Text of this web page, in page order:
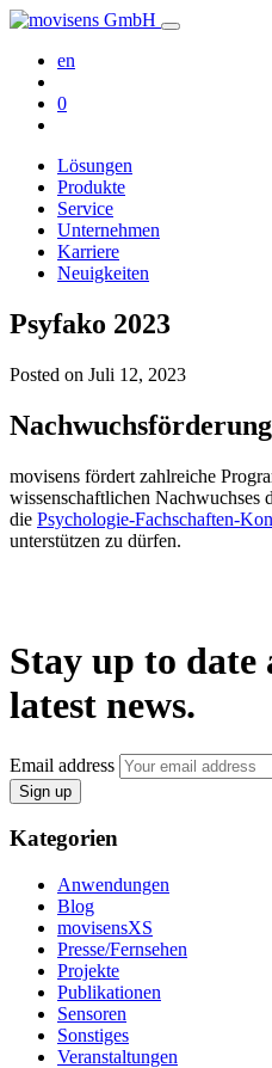
en
0
Lösungen
Produkte
Service
Unternehmen
Karriere
Neuigkeiten
Psyfako 2023
Posted on Juli 12, 2023
Nachwuchsförderung
movisens fördert zahlreiche
wissenschaftlichen Nachwuchses
die Psychologie-Fachschaften-
unterstützen zu dürfen.
Stay up to date
latest news.
Email address
Sign up
Kategorien
Anwendungen
Blog
movisensXS
Presse/Fernsehen
Projekte
Publikationen
Sensoren
Sonstiges
Veranstaltungen